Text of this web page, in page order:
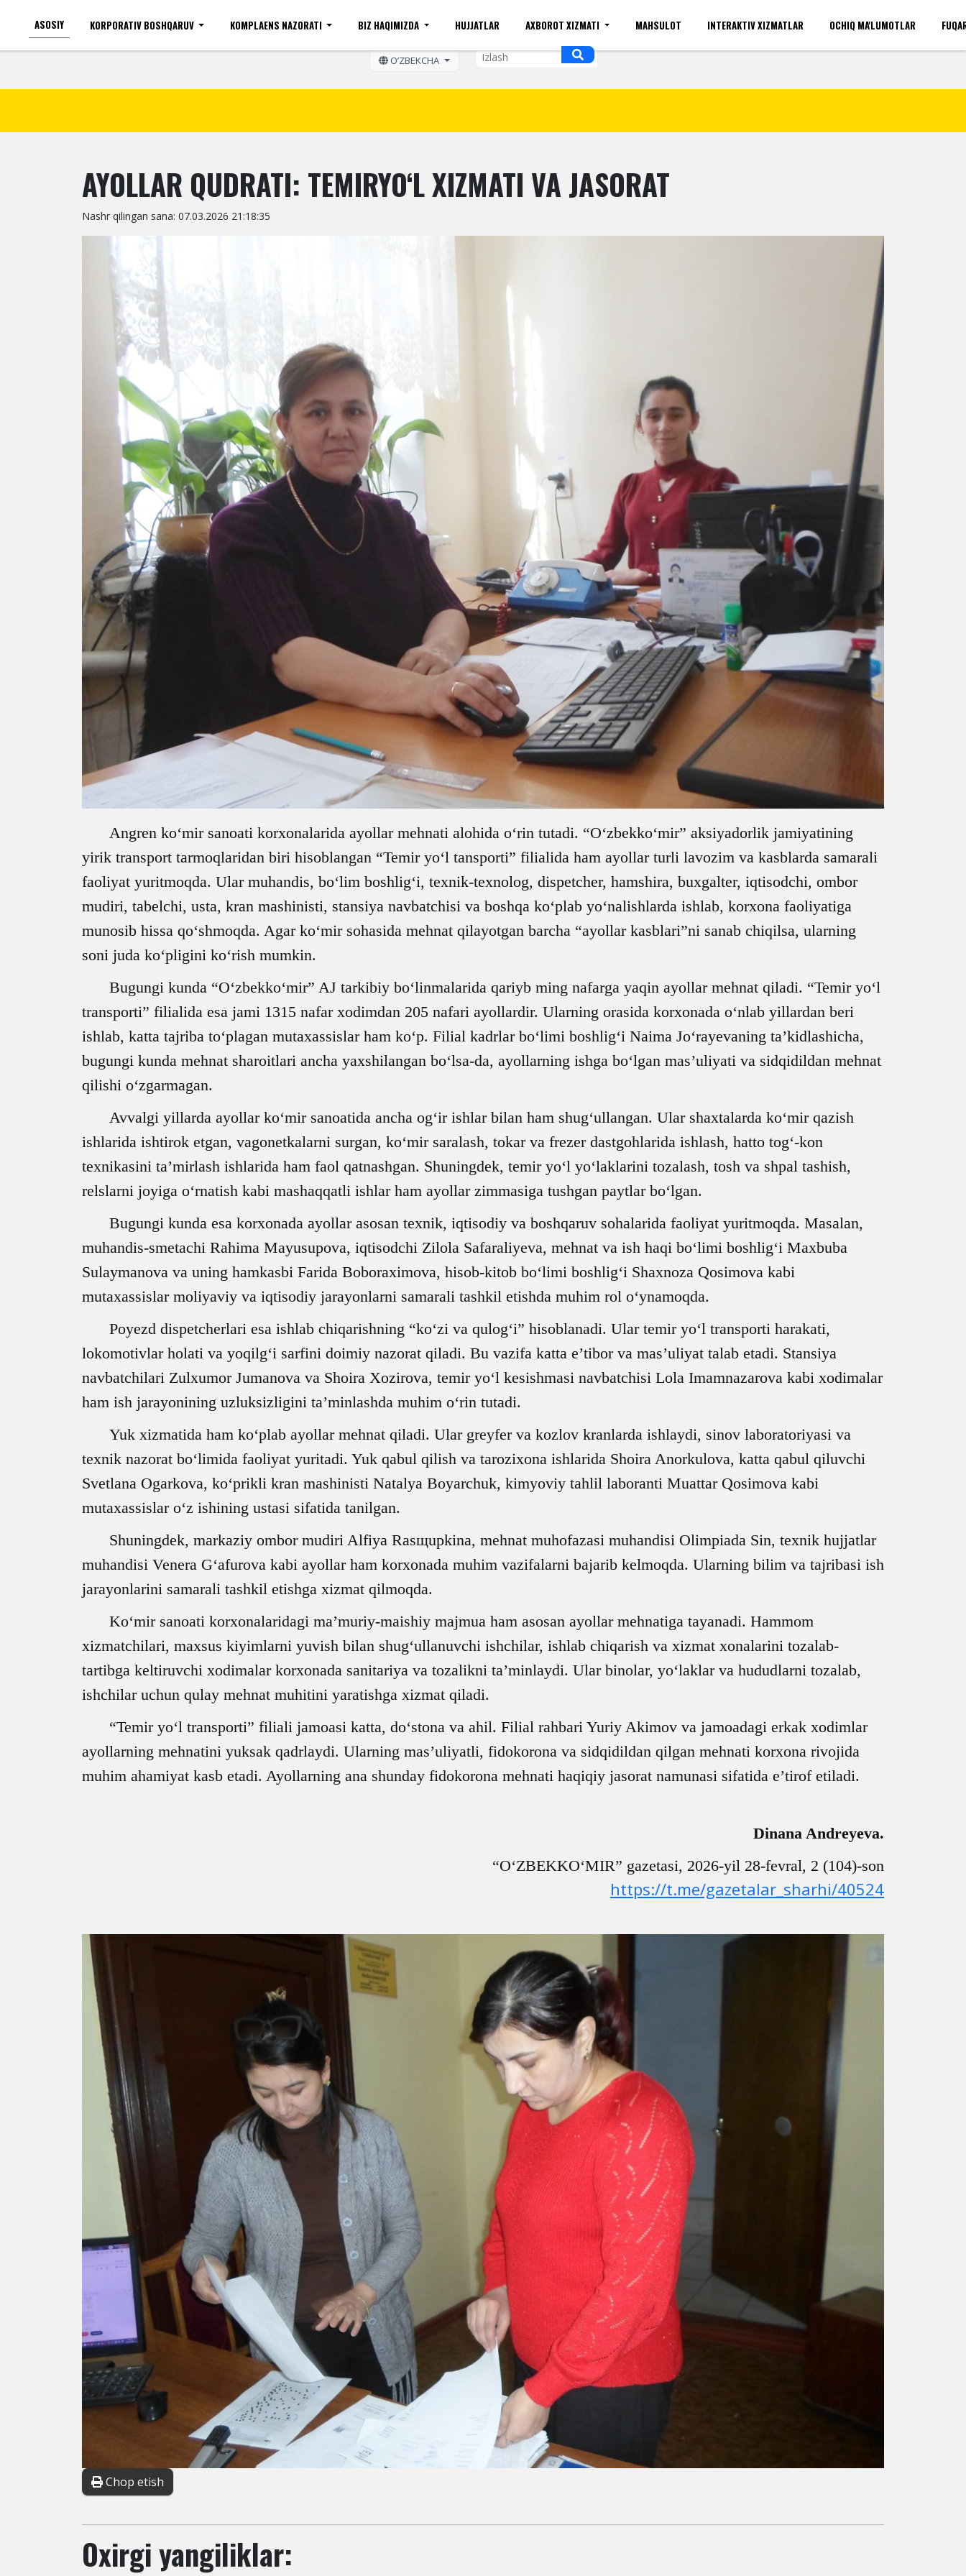
Ko'zi ojizlar uchun Shrift kattaligi Sayt xaritasi Mobil ko'rinishi Bo'sh ish o'rinlari(umumiy) Kirish
OʼZBEKCHA
ASOSIY KORPORATIV BOSHQARUV KOMPLAENS NAZORATI BIZ HAQIMIZDA HUJJATLAR AXBOROT XIZMATI MAHSULOT INTERAKTIV XIZMATLAR OCHIQ MA'LUMOTLAR
AYOLLAR QUDRATI: TEMIRYO‘L XIZMATI VA JASORAT
Nashr qilingan sana: 07.03.2026 21:18:35
Angren ko‘mir sanoati korxonalarida ayollar mehnati alohida o‘rin tutadi. “O‘zbekko‘mir” aksiyadorlik jamiyatining
yirik transport tarmoqlaridan biri hisoblangan “Temir yo‘l tansporti” filialida ham ayollar turli lavozim va kasblarda samarali
faoliyat yuritmoqda. Ular muhandis, bo‘lim boshlig‘i, texnik-texnolog, dispetcher, hamshira, buxgalter, iqtisodchi, ombor
mudiri, tabelchi, usta, kran mashinisti, stansiya navbatchisi va boshqa ko‘plab yo‘nalishlarda ishlab, korxona faoliyatiga
munosib hissa qo‘shmoqda. Agar ko‘mir sohasida mehnat qilayotgan barcha “ayollar kasblari”ni sanab chiqilsa, ularning
soni juda ko‘pligini ko‘rish mumkin.
Bugungi kunda “O‘zbekko‘mir” AJ tarkibiy bo‘linmalarida qariyb ming nafarga yaqin ayollar mehnat qiladi. “Temir yo‘l
transporti” filialida esa jami 1315 nafar xodimdan 205 nafari ayollardir. Ularning orasida korxonada o‘nlab yillardan beri
ishlab, katta tajriba to‘plagan mutaxassislar ham ko‘p. Filial kadrlar bo‘limi boshlig‘i Naima Jo‘rayevaning ta’kidlashicha,
bugungi kunda mehnat sharoitlari ancha yaxshilangan bo‘lsa-da, ayollarning ishga bo‘lgan mas’uliyati va sidqidildan mehnat
qilishi o‘zgarmagan.
Avvalgi yillarda ayollar ko‘mir sanoatida ancha og‘ir ishlar bilan ham shug‘ullangan. Ular shaxtalarda ko‘mir qazish
ishlarida ishtirok etgan, vagonetkalarni surgan, ko‘mir saralash, tokar va frezer dastgohlarida ishlash, hatto tog‘-kon
texnikasini ta’mirlash ishlarida ham faol qatnashgan. Shuningdek, temir yo‘l yo‘laklarini tozalash, tosh va shpal tashish,
relslarni joyiga o‘rnatish kabi mashaqqatli ishlar ham ayollar zimmasiga tushgan paytlar bo‘lgan.
Bugungi kunda esa korxonada ayollar asosan texnik, iqtisodiy va boshqaruv sohalarida faoliyat yuritmoqda. Masalan,
muhandis-smetachi Rahima Mayusupova, iqtisodchi Zilola Safaraliyeva, mehnat va ish haqi bo‘limi boshlig‘i Maxbuba
Sulaymanova va uning hamkasbi Farida Boboraximova, hisob-kitob bo‘limi boshlig‘i Shaxnoza Qosimova kabi
mutaxassislar moliyaviy va iqtisodiy jarayonlarni samarali tashkil etishda muhim rol o‘ynamoqda.
Poyezd dispetcherlari esa ishlab chiqarishning “ko‘zi va qulog‘i” hisoblanadi. Ular temir yo‘l transporti harakati,
lokomotivlar holati va yoqilg‘i sarfini doimiy nazorat qiladi. Bu vazifa katta e’tibor va mas’uliyat talab etadi. Stansiya
navbatchilari Zulxumor Jumanova va Shoira Xozirova, temir yo‘l kesishmasi navbatchisi Lola Imamnazarova kabi xodimalar
ham ish jarayonining uzluksizligini ta’minlashda muhim o‘rin tutadi.
Yuk xizmatida ham ko‘plab ayollar mehnat qiladi. Ular greyfer va kozlov kranlarda ishlaydi, sinov laboratoriyasi va
texnik nazorat bo‘limida faoliyat yuritadi. Yuk qabul qilish va tarozixona ishlarida Shoira Anorkulova, katta qabul qiluvchi
Svetlana Ogarkova, ko‘prikli kran mashinisti Natalya Boyarchuk, kimyoviy tahlil laboranti Muattar Qosimova kabi
mutaxassislar o‘z ishining ustasi sifatida tanilgan.
Shuningdek, markaziy ombor mudiri Alfiya Rasщupkina, mehnat muhofazasi muhandisi Olimpiada Sin, texnik hujjatlar
muhandisi Venera Gʻafurova kabi ayollar ham korxonada muhim vazifalarni bajarib kelmoqda. Ularning bilim va tajribasi ish
jarayonlarini samarali tashkil etishga xizmat qilmoqda.
Ko‘mir sanoati korxonalaridagi ma’muriy-maishiy majmua ham asosan ayollar mehnatiga tayanadi. Hammom
xizmatchilari, maxsus kiyimlarni yuvish bilan shug‘ullanuvchi ishchilar, ishlab chiqarish va xizmat xonalarini tozalab-
tartibga keltiruvchi xodimalar korxonada sanitariya va tozalikni ta’minlaydi. Ular binolar, yo‘laklar va hududlarni tozalab,
ishchilar uchun qulay mehnat muhitini yaratishga xizmat qiladi.
“Temir yo‘l transporti” filiali jamoasi katta, do‘stona va ahil. Filial rahbari Yuriy Akimov va jamoadagi erkak xodimlar
ayollarning mehnatini yuksak qadrlaydi. Ularning mas’uliyatli, fidokorona va sidqidildan qilgan mehnati korxona rivojida
muhim ahamiyat kasb etadi. Ayollarning ana shunday fidokorona mehnati haqiqiy jasorat namunasi sifatida e’tirof etiladi.
Dinana Andreyeva.
“O‘ZBEKKO‘MIR” gazetasi, 2026-yil 28-fevral, 2 (104)-son
https://t.me/gazetalar_sharhi/40524
Chop etish
Oxirgi yangiliklar: